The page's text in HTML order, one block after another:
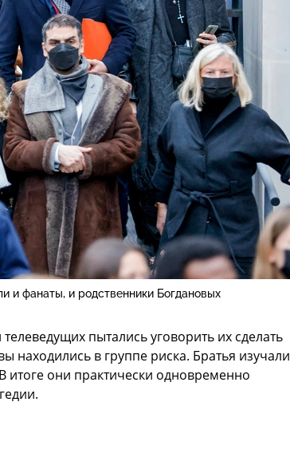
и фанаты, и родственники Богдановых
пытались уговорить их сделать
находились в группе риска. Братья изучали
итоге они практически одновременно